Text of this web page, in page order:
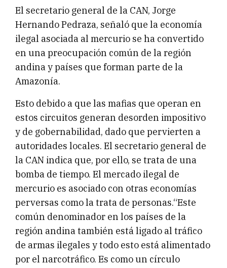
El secretario general de la CAN, Jorge
Hernando Pedraza, señaló que la economía
ilegal asociada al mercurio se ha convertido
en una preocupación común de la región
andina y países que forman parte de la
Amazonía.
Esto debido a que las mafias que operan en
estos circuitos generan desorden impositivo
y de gobernabilidad, dado que pervierten a
autoridades locales. El secretario general de
la CAN indica que, por ello, se trata de una
bomba de tiempo. El mercado ilegal de
mercurio es asociado con otras economías
perversas como la trata de personas.“Este
común denominador en los países de la
región andina también está ligado al tráfico
de armas ilegales y todo esto está alimentado
por el narcotráfico. Es como un círculo